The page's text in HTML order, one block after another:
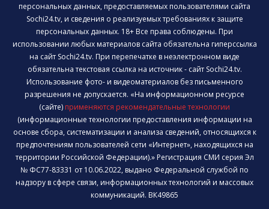
персональных данных, предоставляемых пользователями сайта
Sochi24.tv, и сведения о реализуемых требованиях к защите
персональных данных. 18+ Все права соблюдены. При
использовании любых материалов сайта обязательна гиперссылка
на сайт Sochi24.tv. При перепечатке в неэлектронном виде
обязательна текстовая ссылка на источник - сайт Sochi24.tv.
Использование фото- и видеоматериалов без письменного
разрешения не допускается. «На информационном ресурсе
(сайте) применяются рекомендательные технологии
(информационные технологии предоставления информации на
основе сбора, систематизации и анализа сведений, относящихся к
предпочтениям пользователей сети «Интернет», находящихся на
территории Российской Федерации).» Регистрация СМИ серия Эл
№ ФС77-83331 от 10.06.2022, выдано Федеральной службой по
надзору в сфере связи, информационных технологий и массовых
коммуникаций. ВК49865